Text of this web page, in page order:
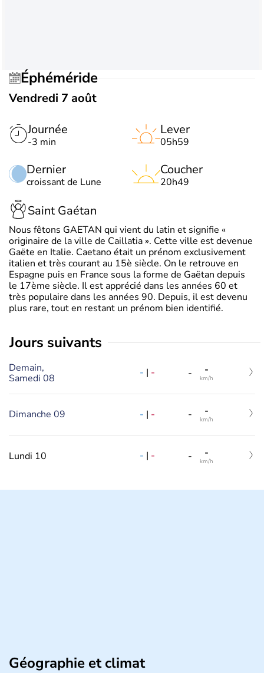
Éphéméride
Vendredi 7 août
Journée
-3 min
Dernier
croissant de Lune
Lever
05h59
Coucher
20h49
Saint Gaétan
Nous fêtons GAETAN qui vient du latin et signifie «
originaire de la ville de Caillatia ». Cette ville est devenue
Gaëte en Italie. Caetano était un prénom exclusivement
italien et très courant au 15è siècle. On le retrouve en
Espagne puis en France sous la forme de Gaëtan depuis
le 17ème siècle. Il est apprécié dans les années 60 et
très populaire dans les années 90. Depuis, il est devenu
plus rare, tout en restant un prénom bien identifié.
jours suivants
Demain,
Samedi 08
- | - - -
km/h
Dimanche 09 - | - - -
km/h
Lundi 10 - | - - -
km/h
Géographie et climat